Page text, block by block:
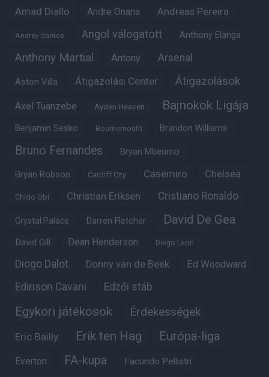
Amad Diallo Andre Onana Andreas Pereira
Andrey Santos Angol válogatott Anthony Elanga
Anthony Martial Antony Arsenal
Aston Villa Átigazolási Center Átigazolások
Axel Tuanzebe Ayden Heaven Bajnokok Ligája
Benjamin Sesko Bournemouth Brandon Williams
Bruno Fernandes Bryan Mbeumo
Bryan Robson Cardiff City Casemiro Chelsea
Chido Obi Christian Eriksen Cristiano Ronaldo
Crystal Palace Darren Fletcher David De Gea
David Gill Dean Henderson Diego Leon
Diogo Dalot Donny van de Beek Ed Woodward
Edinson Cavani Edzői stáb
Egykori játékosok Érdekességek
Eric Bailly Erik ten Hag Európa-liga
Everton FA-kupa Facundo Pellistri